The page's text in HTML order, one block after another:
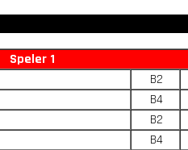
Speler 1
B2
B4
B2
B4